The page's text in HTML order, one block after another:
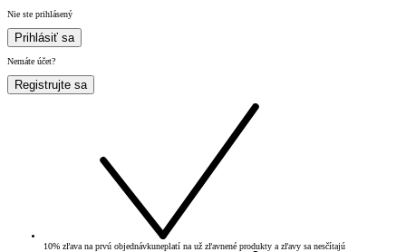
Nie ste prihlásený
Prihlásiť sa
Nemáte účet?
Registrujte sa
10% zľava na prvú objednávkuneplatí na už zľavnené produkty a zľavy sa nesčítajú